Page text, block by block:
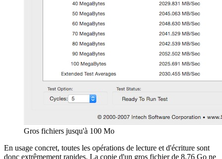
Gros fichiers jusqu'à 100 Mo
En usage concret, toutes les opérations de lecture et d'écriture sont
donc extrêmement rapides. La copie d'un gros fichier de 8,76 Go ne